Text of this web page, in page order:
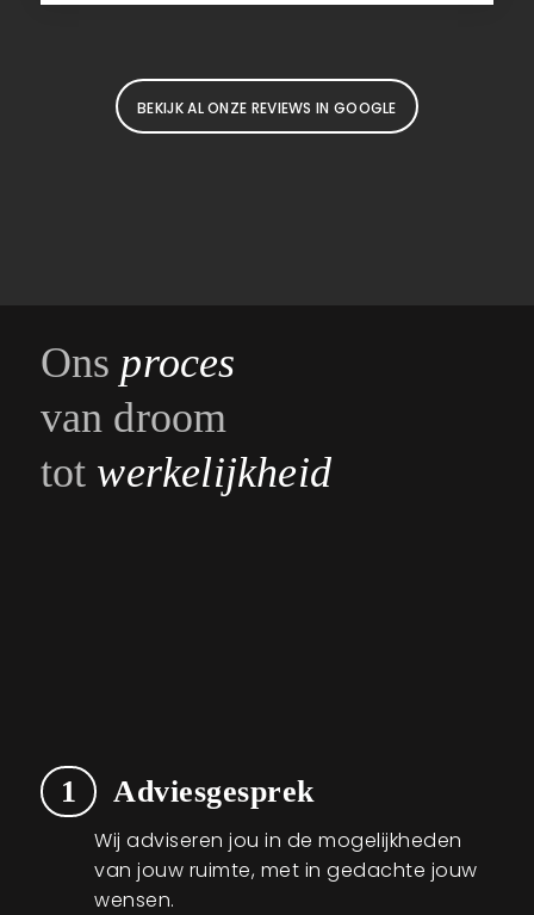
BEKIJK AL ONZE REVIEWS IN GOOGLE
Ons proces
van droom
tot werkelijkheid
1 Adviesgesprek
Wij adviseren jou in de mogelijkheden
van jouw ruimte, met in gedachte jouw
wensen.